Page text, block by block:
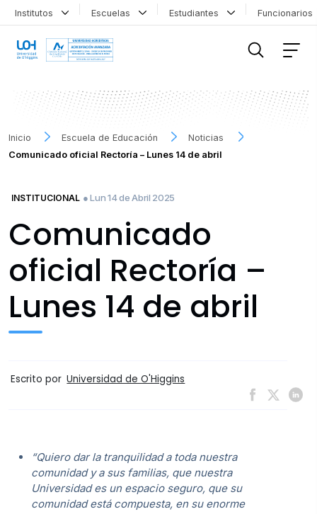
Institutos Escuelas Estudiantes
Inicio Escuela de Educación
Noticias
Comunicado oficial Rectoría – Lunes 14 de abril
INSTITUCIONAL ● Lun 14 de Abril 2025
Comunicado
oficial Rectoría –
Lunes 14 de abril
Escrito por Universidad de O'Higgins
“Quiero dar la tranquilidad a toda nuestra
comunidad y a sus familias, que nuestra
Universidad es un espacio seguro, que su
comunidad está compuesta, en su enorme